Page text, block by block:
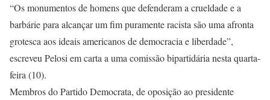
“Os monumentos de homens que defenderam a crueldade e a
barbárie para alcançar um fim puramente racista são uma afronta
grotesca aos ideais americanos de democracia e liberdade”,
escreveu Pelosi em carta a uma comissão bipartidária nesta quarta-
feira (10).
Membros do Partido Democrata, de oposição ao presidente